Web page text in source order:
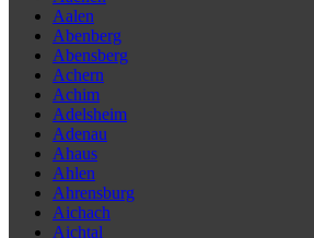
Aalen
Abenberg
Abensberg
Achern
Achim
Adelsheim
Adenau
Ahaus
Ahlen
Ahrensburg
Aichach
Aichtal